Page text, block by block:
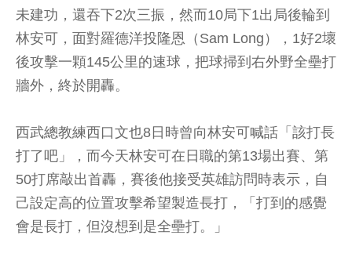
未建功，還吞下2次三振，然而10局下1出局後輪到
林安可，面對羅德洋投隆恩（Sam Long），1好2壞
後攻擊一顆145公里的速球，把球掃到右外野全壘打
牆外，終於開轟。
西武總教練西口文也8日時曾向林安可喊話「該打長
打了吧」，而今天林安可在日職的第13場出賽、第
50打席敲出首轟，賽後他接受英雄訪問時表示，自
己設定高的位置攻擊希望製造長打，「打到的感覺
會是長打，但沒想到是全壘打。」